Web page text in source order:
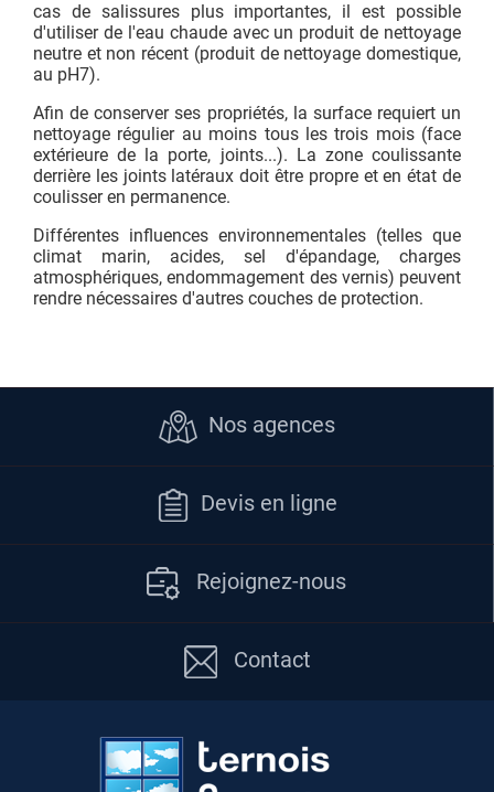
cas de salissures plus importantes, il est possible
d'utiliser de l'eau chaude avec un produit de nettoyage
neutre et non récent (produit de nettoyage domestique,
au pH7).
Afin de conserver ses propriétés, la surface requiert un
nettoyage régulier au moins tous les trois mois (face
extérieure de la porte, joints...). La zone coulissante
derrière les joints latéraux doit être propre et en état de
coulisser en permanence.
Différentes influences environnementales (telles que
climat marin, acides, sel d'épandage, charges
atmosphériques, endommagement des vernis) peuvent
rendre nécessaires d'autres couches de protection.
Nos agences
Devis en ligne
Rejoignez-nous
Contact